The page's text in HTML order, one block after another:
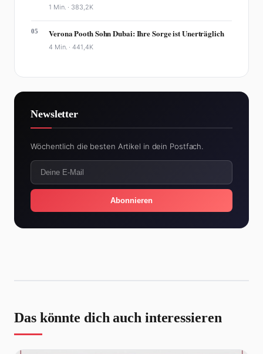
1 Min. · 383,2K
05 Verona Pooth Sohn Dubai: Ihre Sorge ist Unerträglich
4 Min. ·441,4K
Newsletter
Wöchentlich die besten Artikel in dein Postfach.
Abonnieren
Das könnte dich auch interessieren